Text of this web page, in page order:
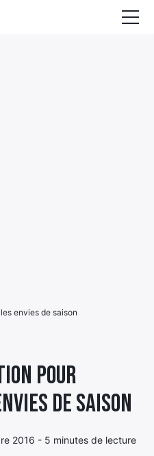
pour
de saison
2016 - 5 minutes de lecture
envies de saison
menu menu